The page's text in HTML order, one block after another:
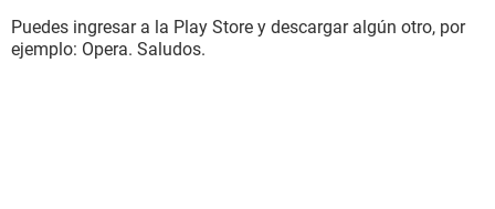
Puedes ingresar a la Play Store y descargar algún otro, por
ejemplo: Opera. Saludos.